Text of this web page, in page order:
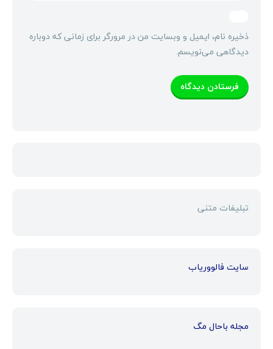
ذخیره نام، ایمیل و وبسایت من در مرورگر برای زمانی که دوباره
دیدگاهی می‌نویسم.
تبلیغات متنی
سایت فالووریاب
مجله باحال مگ